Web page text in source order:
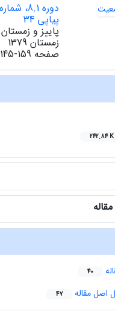
پیاپی 34
پاییز و زمستان 1379
زمستان 1379
صفحه 145-159
242.84 K
40
اصل مقاله 47